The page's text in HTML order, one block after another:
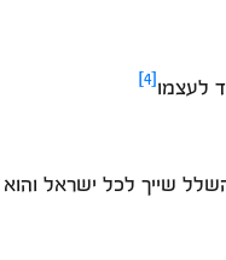
לעצמו[4]
שייך לכל ישראל